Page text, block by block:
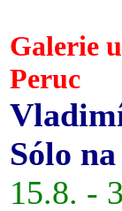
Galerie
Peruc
Sólo
15.8. -